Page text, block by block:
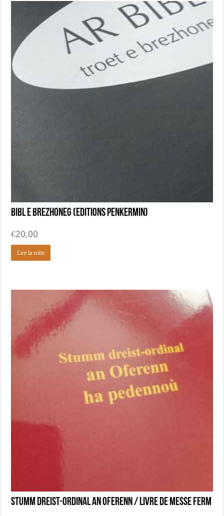
Bibl e brezhoneg (Editions Penkermin)
€20,00
Lire la suite
Stumm dreist-ordinal an Oferenn / livre de messe FERM